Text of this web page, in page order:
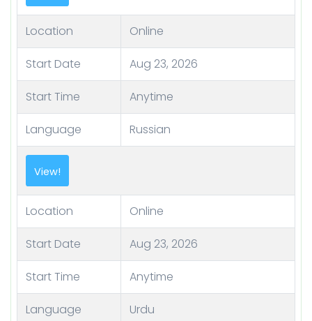
Location Online
Start Date Aug 23, 2026
Start Time Anytime
Language Russian
View!
Location Online
Start Date Aug 23, 2026
Start Time Anytime
Language Urdu